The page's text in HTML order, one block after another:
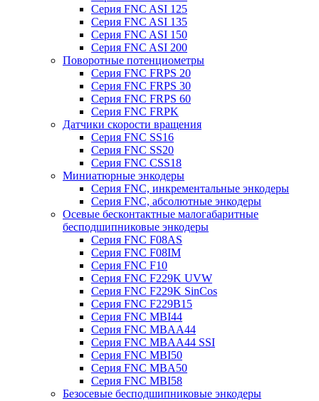
Серия FNC ASI 125
Серия FNC ASI 135
Серия FNC ASI 150
Серия FNC ASI 200
Поворотные потенциометры
Серия FNC FRPS 20
Серия FNC FRPS 30
Серия FNC FRPS 60
Серия FNC FRPK
Датчики скорости вращения
Серия FNC SS16
Серия FNC SS20
Серия FNC CSS18
Миниатюрные энкодеры
Серия FNC, инкрементальные энкодеры
Серия FNC, абсолютные энкодеры
Осевые бесконтактные малогабаритные
бесподшипниковые энкодеры
Серия FNC F08AS
Серия FNC F08IM
Серия FNC F10
Серия FNC F229K UVW
Серия FNC F229K SinCos
Серия FNC F229B15
Серия FNC MBI44
Серия FNC MBAA44
Серия FNC MBAA44 SSI
Серия FNC MBI50
Серия FNC MBA50
Серия FNC MBI58
Безосевые бесподшипниковые энкодеры